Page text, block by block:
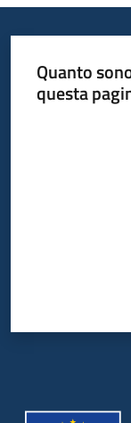
Quanto
questa